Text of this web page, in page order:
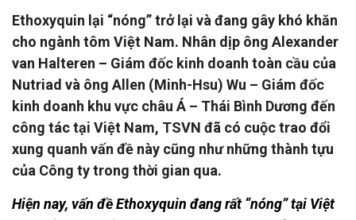
Ethoxyquin lại “nóng” trở lại và đang gây khó khăn
cho ngành tôm Việt Nam. Nhân dịp ông Alexander
van Halteren – Giám đốc kinh doanh toàn cầu của
Nutriad và ông Allen (Minh-Hsu) Wu – Giám đốc
kinh doanh khu vực châu Á – Thái Bình Dương đến
công tác tại Việt Nam, TSVN đã có cuộc trao đổi
xung quanh vấn đề này cũng như những thành tựu
của Công ty trong thời gian qua.
Hiện nay, vấn đề Ethoxyquin đang rất “nóng” tại Việt